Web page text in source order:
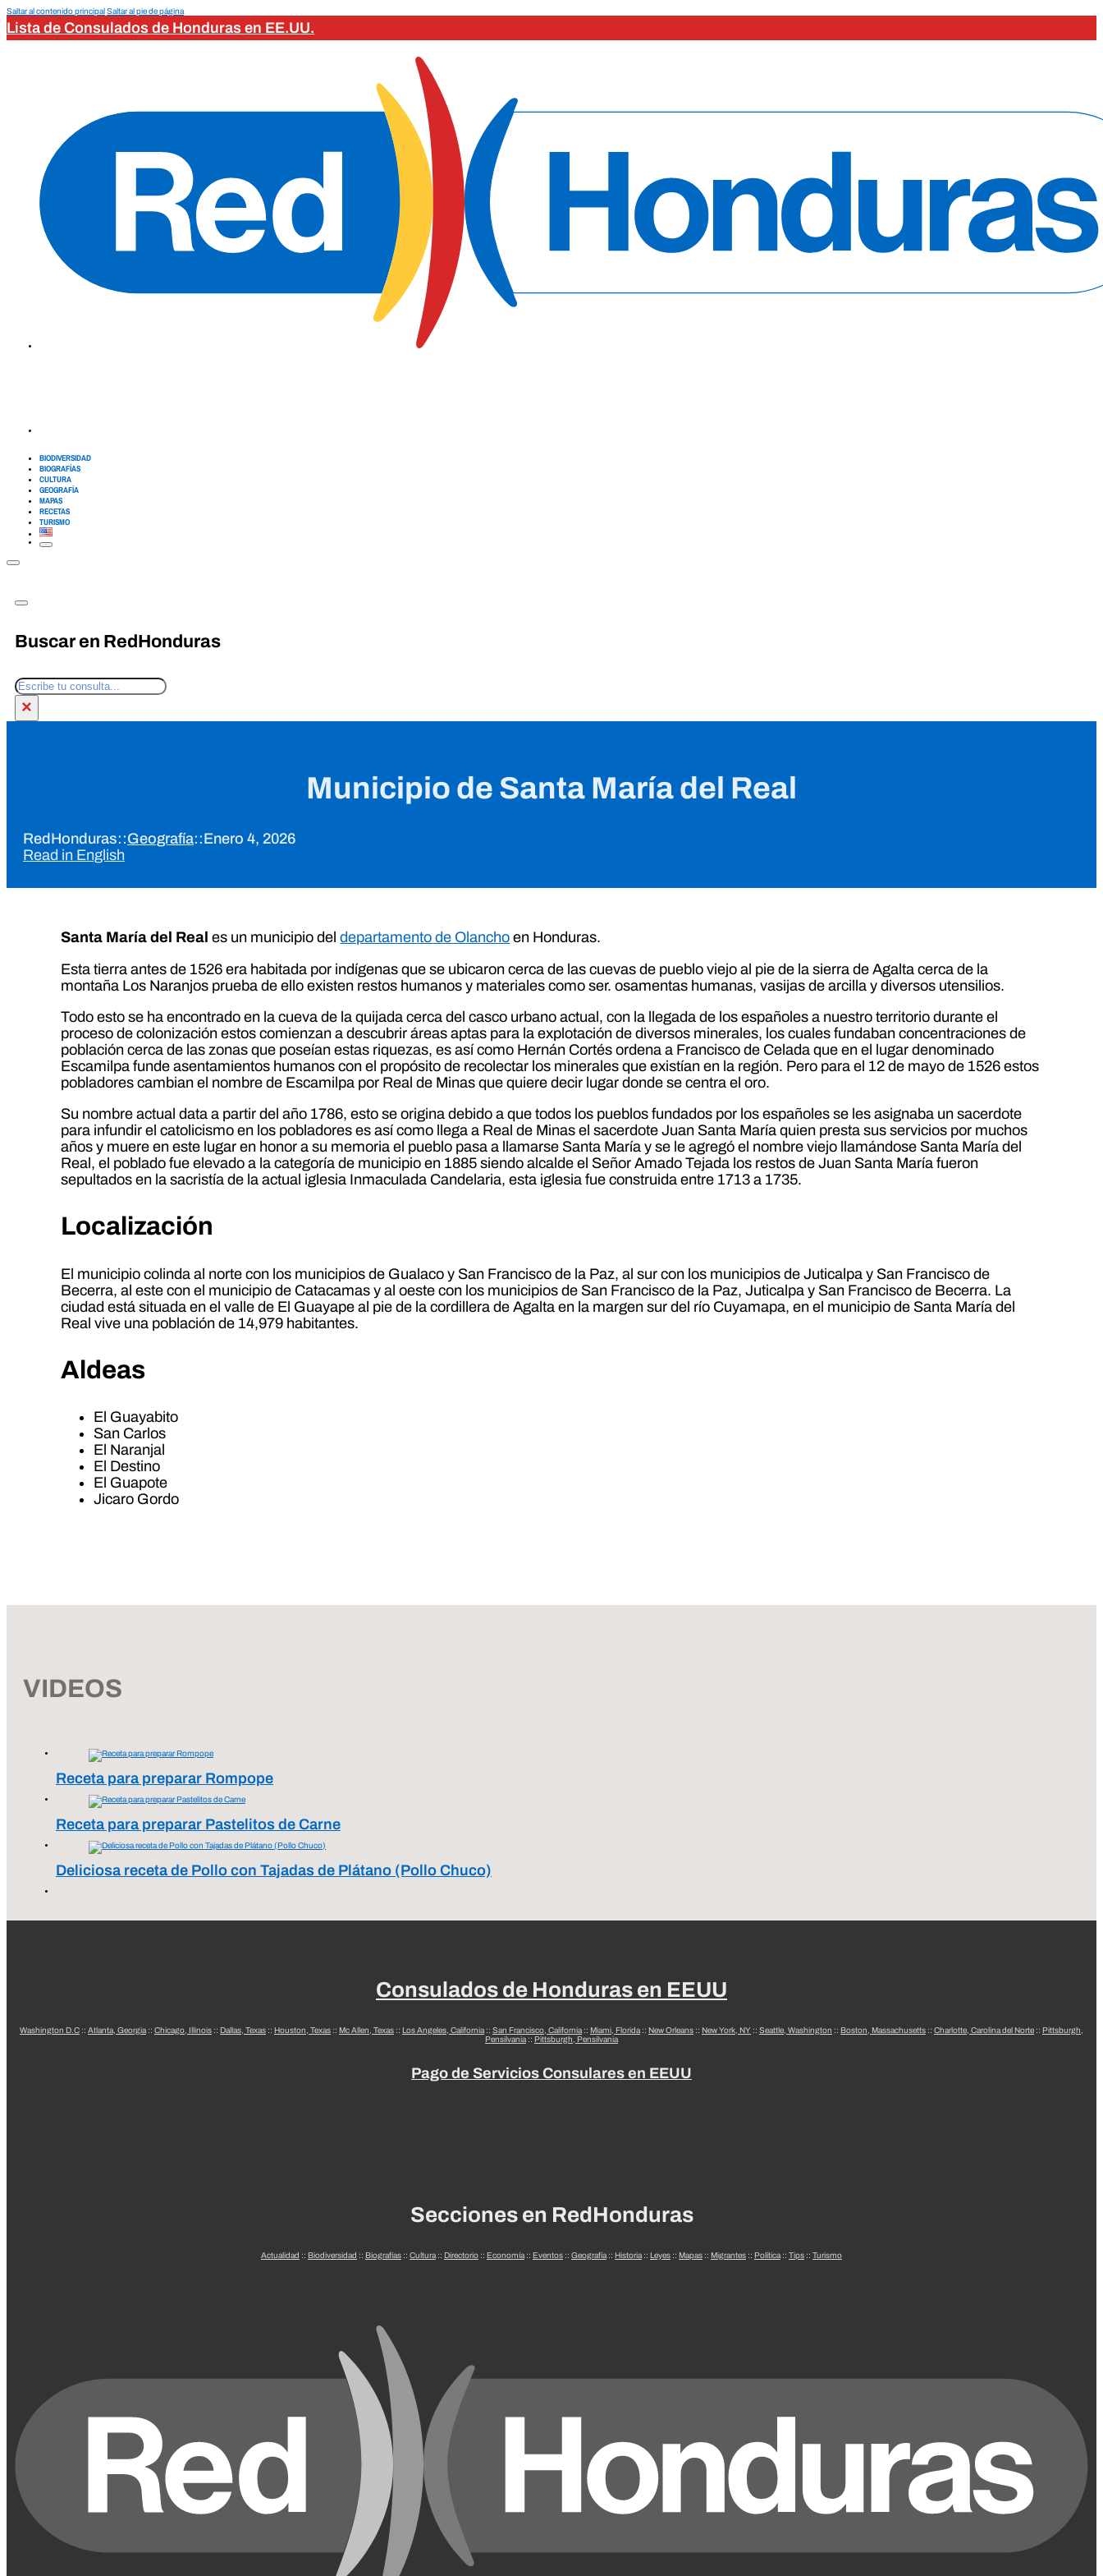
Saltar al contenido principalSaltar al pie de página
Lista de Consulados de Honduras en EE.UU.
BIODIVERSIDAD
BIOGRAFÍAS
CULTURA
GEOGRAFÍA
MAPAS
RECETAS
TURISMO
Buscar en RedHonduras
Buscar
×
Municipio de Santa María del Real
RedHonduras::Geografía::Enero 4, 2026
Read in English
Santa María del Real es un municipio deldepartamento de Olancho en Honduras.
Esta tierra antes de 1526 era habitada por indígenas que se ubicaron cerca de las cuevas de pueblo viejo al pie de la sierra de Agalta cerca de la
montaña Los Naranjos prueba de ello existen restos humanos y materiales como ser. osamentas humanas, vasijas de arcilla y diversos utensilios.
Todo esto se ha encontrado en la cueva de la quijada cerca del casco urbano actual, con la llegada de los españoles a nuestro territorio durante el
proceso de colonización estos comienzan a descubrir áreas aptas para la explotación de diversos minerales, los cuales fundaban concentraciones de
población cerca de las zonas que poseían estas riquezas, es así como Hernán Cortés ordena a Francisco de Celada que en el lugar denominado
Escamilpa funde asentamientos humanos con el propósito de recolectar los minerales que existían en la región. Pero para el 12 de mayo de 1526 estos
pobladores cambian el nombre de Escamilpa por Real de Minas que quiere decir lugar donde se centra el oro.
Su nombre actual data a partir del año 1786, esto se origina debido a que todos los pueblos fundados por los españoles se les asignaba un sacerdote
para infundir el catolicismo en los pobladores es así como llega a Real de Minas el sacerdote Juan Santa María quien presta sus servicios por muchos
años y muere en este lugar en honor a su memoria el pueblo pasa a llamarse Santa María y se le agregó el nombre viejo llamándose Santa María del
Real, el poblado fue elevado a la categoría de municipio en 1885 siendo alcalde el Señor Amado Tejada los restos de Juan Santa María fueron
sepultados en la sacristía de la actual iglesia Inmaculada Candelaria, esta iglesia fue construida entre 1713 a 1735.
Localización
El municipio colinda al norte con los municipios de Gualaco y San Francisco de la Paz, al sur con los municipios de Juticalpa y San Francisco de
Becerra, al este con el municipio de Catacamas y al oeste con los municipios de San Francisco de la Paz, Juticalpa y San Francisco de Becerra. La
ciudad está situada en el valle de El Guayape al pie de la cordillera de Agalta en la margen sur del río Cuyamapa, en el municipio de Santa María del
Real vive una población de 14,979 habitantes.
Aldeas
El Guayabito
San Carlos
El Naranjal
El Destino
El Guapote
Jicaro Gordo
VIDEOS
Receta para preparar Rompope
Receta para preparar Pastelitos de Carne
Deliciosa receta de Pollo con Tajadas de Plátano (Pollo Chuco)
Consulados de Honduras en EEUU
Washington D.C :: Atlanta, Georgia :: Chicago, Illinois :: Dallas, Texas :: Houston, Texas :: Mc Allen, Texas :: Los Angeles, California :: San Francisco, California :: Miami, Florida :: New Orleans :: New York, NY :: Seattle, Washington :: Boston, Massachusetts :: Charlotte, Carolina del Norte :: Pittsburgh,
Pensilvania :: Pittsburgh, Pensilvania
Pago de Servicios Consulares en EEUU
Secciones en RedHonduras
Actualidad :: Biodiversidad :: Biografías :: Cultura :: Directorio :: Economía :: Eventos :: Geografía :: Historia :: Leyes :: Mapas :: Migrantes :: Política :: Tips :: Turismo